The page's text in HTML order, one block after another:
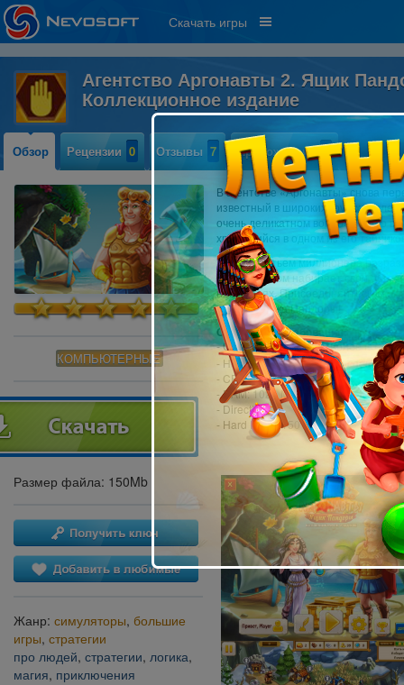
Скачать игры
Агентство Аргонавты 2. Ящик
Коллекционное издание
Обзор Рецензии 0 Отзывы 7 Прохождение 0
КОМПЬЮТЕРНЫЕ
Размер файла: 150Mb
Жанр: симуляторы, большие
игры, стратегии
про людей, стратегии, логика,
магия, приключения
В агентстве «Аргонавты» снова
известный в широких кругах
очень деликатном вопросе. Дело
хранящийся в одном из его
Над поместьем миллионера
каждым часом набирает свои
несчастьях. Присоединяйтесь к
мир от Ящика Пандоры!
Системные требования:
- OS: Windows XPили более
- Не рекомендуется ввод
- CPU: 1.6 GHz
- RAM: 1024 MB
- DirectX: 9.0
- Hard Drive: 150 MB